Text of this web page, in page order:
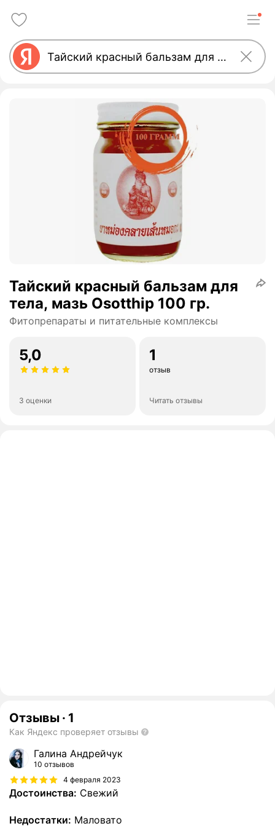
Тайский красный бальзам для
тела, мазь Osotthip 100 гр.
Фитопрепараты и питательные комплексы
5,0
3 оценки
1
отзыв
Читать отзывы
Отзывы · 1
Как Яндекс проверяет отзывы
Галина Андрейчук
10 отзывов
4 февраля 2023
Достоинства: Свежий
Недостатки: Маловато